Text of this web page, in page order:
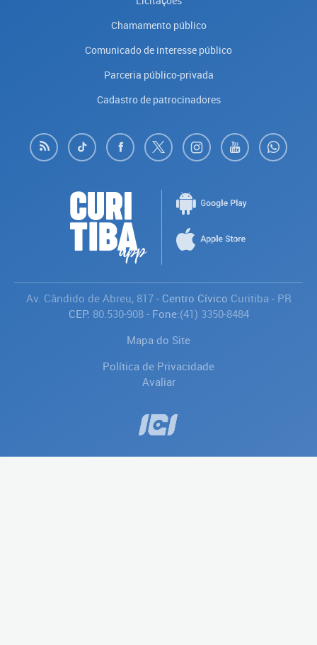
Chamamento público
Comunicado de interesse público
Parceria público-privada
Cadastro de patrocinadores
Av. Cândido de Abreu, 817- Centro Cívico Curitiba - PR
CEP: 80.530-908- Fone:(41) 3350-8484
Mapa do Site
Política de Privacidade
Avaliar